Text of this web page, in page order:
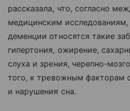
рассказала, что, согласно
медицинским
деменции относятся такие
гипертония, ожирение,
слуха и зрения, черепно-
того, к тревожным факторам
и нарушения сна.